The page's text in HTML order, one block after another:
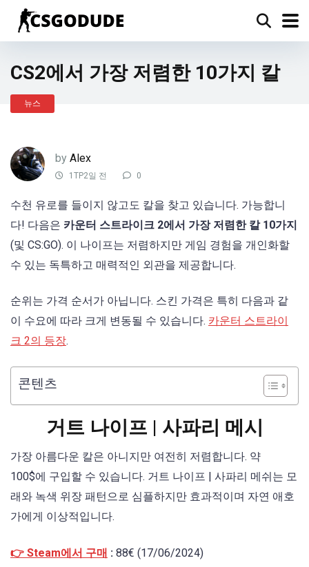
CS2에서 가장 저렴한 10가지 칼
뉴스
by Alex
1TP2일 전 0
수천 유로를 들이지 않고도 칼을 찾고 있습니다. 가능합니
다! 다음은 카운터 스트라이크 2에서 가장 저렴한 칼 10가지
(및 CS:GO). 이 나이프는 저렴하지만 게임 경험을 개인화할
수 있는 독특하고 매력적인 외관을 제공합니다.
순위는 가격 순서가 아닙니다. 스킨 가격은 특히 다음과 같
이 수요에 따라 크게 변동될 수 있습니다. 카운터 스트라이
크 2의 등장.
콘텐츠
거트 나이프 | 사파리 메시
가장 아름다운 칼은 아니지만 여전히 저렴합니다. 약
100$에 구입할 수 있습니다. 거트 나이프 | 사파리 메쉬는 모
래와 녹색 위장 패턴으로 심플하지만 효과적이며 자연 애호
가에게 이상적입니다.
👉 Steam에서 구매 : 88€ (17/06/2024)